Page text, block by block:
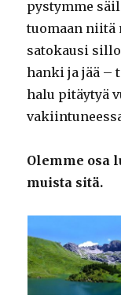
pystymme
tuomaan niitä
satokausi
hanki ja jää –
halu pitäytyä
Olemme osa
muista sitä.